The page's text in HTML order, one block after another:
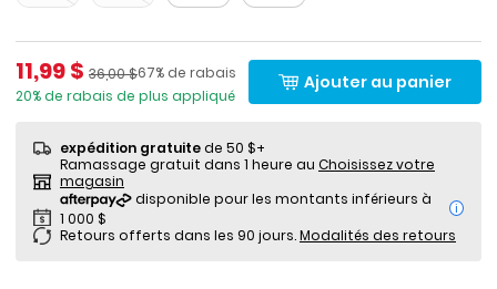
Prix de solde
11,99 $ Pourcentage de rabais
67% de rabais
Prix ​​de détail suggéré par le fabricant
36,00 $
20% de rabais de plus appliqué
Ajouter au panier
expédition gratuitede 50 $+
Ramassage gratuit dans 1 heure au Choisissez votre
magasin
i
Retours offerts dans les 90 jours.Modalités des retours